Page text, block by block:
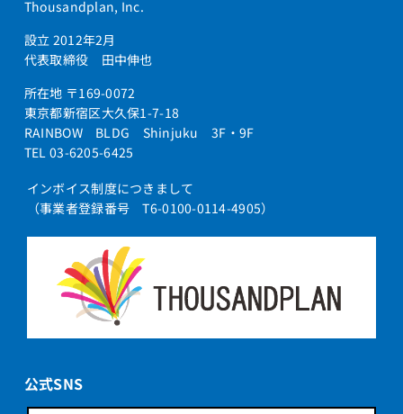
Thousandplan, Inc.
設立 2012年2月
代表取締役 田中伸也
所在地 〒169-0072
東京都新宿区大久保1-7-18
RAINBOW BLDG Shinjuku 3F・9F
TEL 03-6205-6425
インボイス制度につきまして
（事業者登録番号 T6-0100-0114-4905）
公式SNS